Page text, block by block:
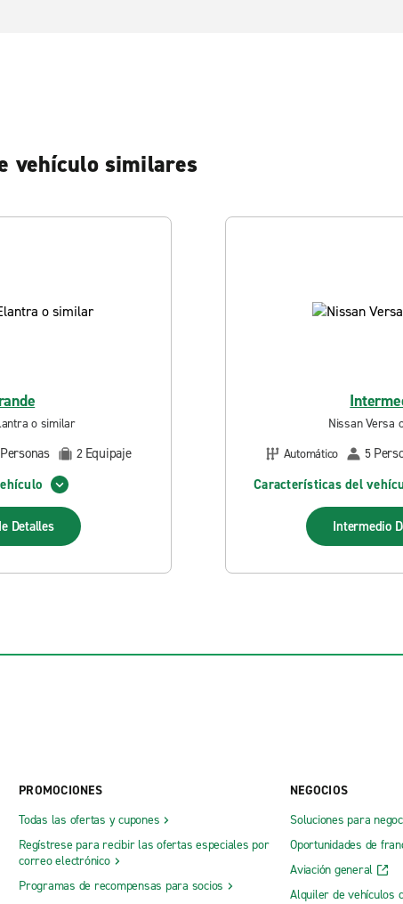
vehículo similares
o similar
Personas 2 Equipaje
Detalles
Nissan Versa
Automático
5
Características del
Intermedio
PROMOCIONES
Todas las ofertas y cupones
Regístrese para recibir las ofertas especiales por
correo electrónico
Programas de recompensas para socios
NEGOCIOS
Soluciones para
Oportunidades de
Aviación general
Alquiler de vehículos